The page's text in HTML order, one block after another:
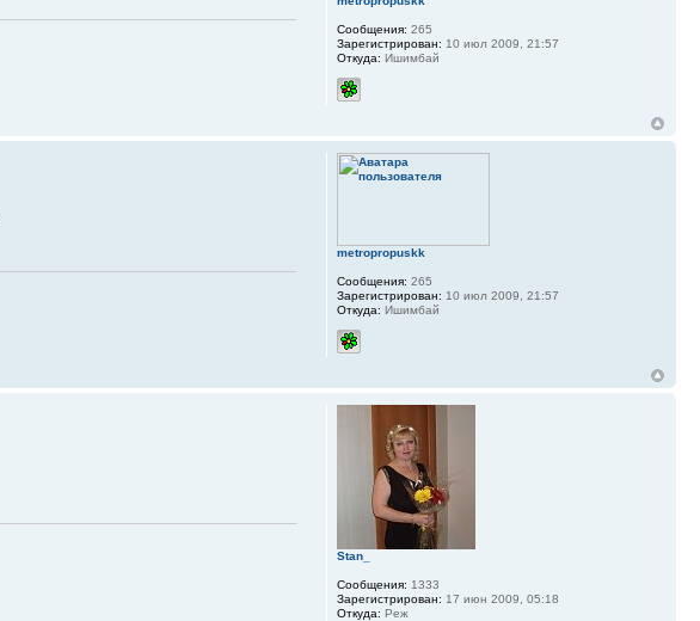
Сообщения: 265
Зарегистрирован: 10 июл 2009, 21:57
Откуда: Ишимбай
metropropuskk
Сообщения: 265
Зарегистрирован: 10 июл 2009, 21:57
Откуда: Ишимбай
Stan_
Сообщения: 1333
Зарегистрирован: 17 июн 2009, 05:18
Откуда: Реж